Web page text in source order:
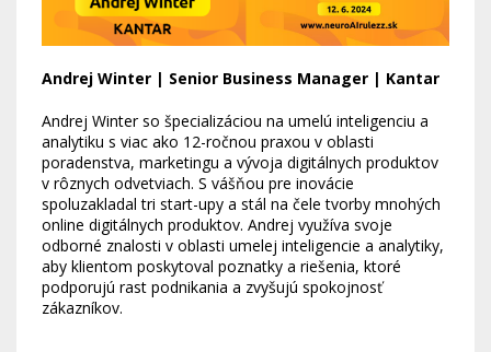
Andrej Winter | Senior Business Manager | Kantar
Andrej Winter so špecializáciou na umelú inteligenciu a
analytiku s viac ako 12-ročnou praxou v oblasti
poradenstva, marketingu a vývoja digitálnych produktov
v rôznych odvetviach. S vášňou pre inovácie
spoluzakladal tri start-upy a stál na čele tvorby mnohých
online digitálnych produktov. Andrej využíva svoje
odborné znalosti v oblasti umelej inteligencie a analytiky,
aby klientom poskytoval poznatky a riešenia, ktoré
podporujú rast podnikania a zvyšujú spokojnosť
zákazníkov.